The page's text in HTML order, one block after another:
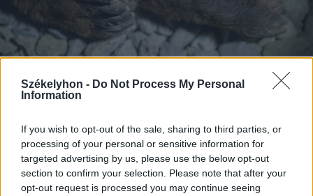
Székelyhon - Do Not Process My Personal
Information
If you wish to opt-out of the sale, sharing to third parties, or
processing of your personal or sensitive information for
targeted advertising by us, please use the below opt-out
section to confirm your selection. Please note that after your
opt-out request is processed you may continue seeing
Visszaküldte a parlamentnek
Nicușor Dan a közel 900 medve
kilövését lehetővé tevő törvényt